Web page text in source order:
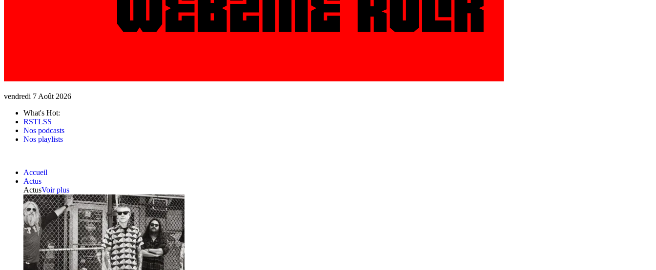
vendredi 7 Août 2026
What's Hot:
RSTLSS
Nos podcasts
Nos playlists
Accueil
Actus
ActusVoir plus